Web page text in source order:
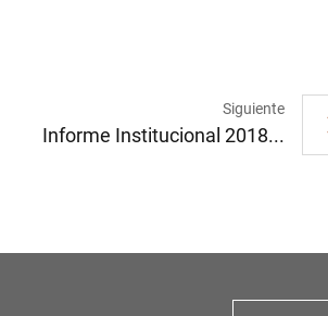
Siguiente
Informe Institucional 2018...